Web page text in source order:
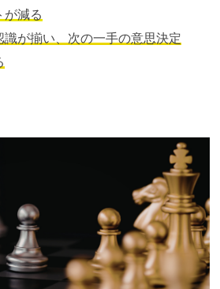
が減る
識が揃い、次の一手の意思決定